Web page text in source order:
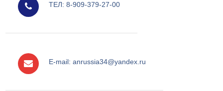
ТЕЛ: 8-909-379-27-00
E-mail: anrussia34@yandex.ru